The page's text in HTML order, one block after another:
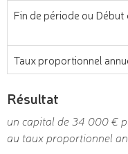
Fin de période ou
Taux proportionnel
Résultat
un capital de 34 000 €
au taux proportionnel